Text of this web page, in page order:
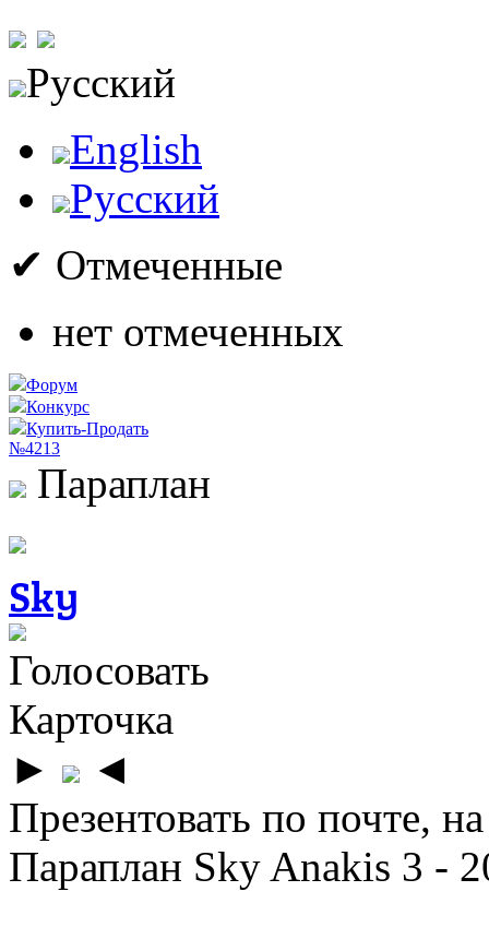
Русский
English
Русский
✔ Отмеченные
нет отмеченных
Форум
Конкурс
Купить-Продать
№4213
Параплан
Sky
Голосовать
Карточка
►
◄
Презентовать по почте,
Параплан Sky Anakis 3 -